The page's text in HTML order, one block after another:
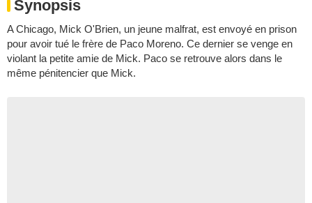
Synopsis
A Chicago, Mick O'Brien, un jeune malfrat, est envoyé en prison
pour avoir tué le frère de Paco Moreno. Ce dernier se venge en
violant la petite amie de Mick. Paco se retrouve alors dans le
même pénitencier que Mick.